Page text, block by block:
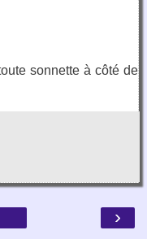
sonnette à côté de
›